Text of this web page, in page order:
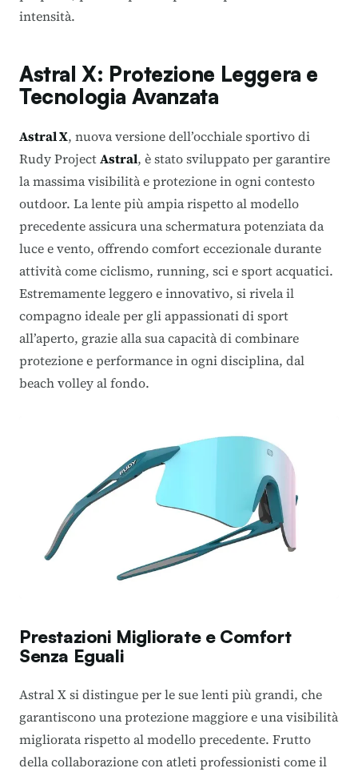
intensità.
Astral X: Protezione Leggera e
Tecnologia Avanzata
Astral X, nuova versione dell’occhiale sportivo di
Rudy ProjectAstral, è stato sviluppato per garantire
la massima visibilità e protezione in ogni contesto
outdoor. La lente più ampia rispetto al modello
precedente assicura una schermatura potenziata da
luce e vento, offrendo comfort eccezionale durante
attività come ciclismo, running, sci e sport acquatici.
Estremamente leggero e innovativo, si rivela il
compagno ideale per gli appassionati di sport
all’aperto, grazie alla sua capacità di combinare
protezione e performance in ogni disciplina, dal
beach volley al fondo.
Prestazioni Migliorate e Comfort
Senza Eguali
Astral X si distingue per le sue lenti più grandi, che
garantiscono una protezione maggiore e una visibilità
migliorata rispetto al modello precedente. Frutto
della collaborazione con atleti professionisti come il